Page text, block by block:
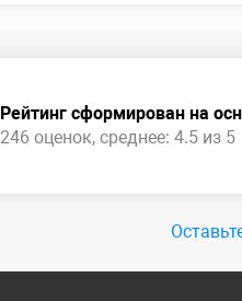
Рейтинг сформирован на
246 оценок, среднее: 4.5 из 5